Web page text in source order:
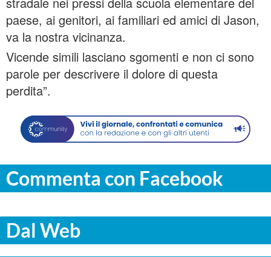
paese, ai genitori, ai familiari ed amici di Jason,
va la nostra vicinanza.
Vicende simili lasciano sgomenti e non ci sono
parole per descrivere il dolore di questa
perdita”.
Commenta con Facebook
Dal Web